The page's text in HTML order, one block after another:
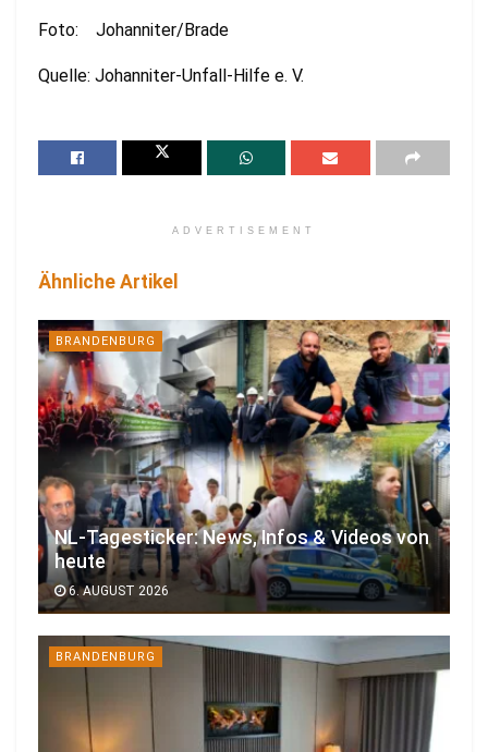
Foto: Johanniter/Brade
Quelle: Johanniter-Unfall-Hilfe e. V.
ADVERTISEMENT
Ähnliche Artikel
BRANDENBURG
NL-Tagesticker: News, Infos & Videos von
heute
6. AUGUST 2026
BRANDENBURG